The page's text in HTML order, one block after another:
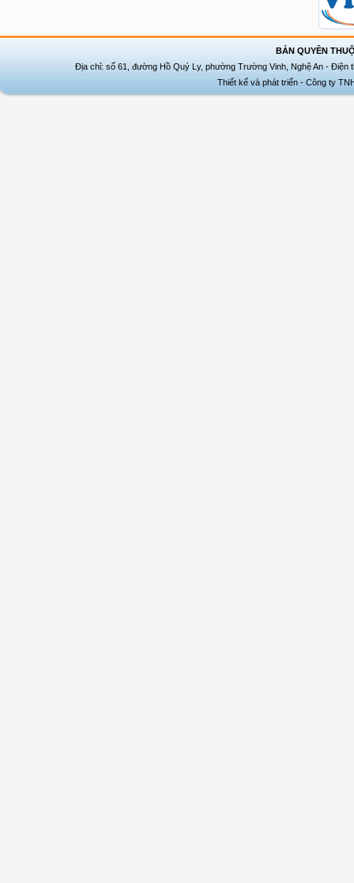
BẢN QUYỀN
Địa chỉ: số 61, đường Hồ Quý Ly, phường Trường Vinh, Nghệ An - Điện
Thiết kế và phát triển - Công ty